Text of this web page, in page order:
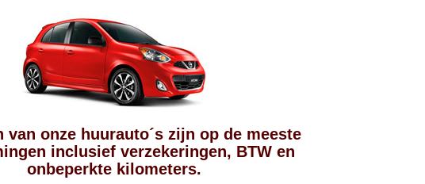
van onze huurauto´s zijn op de meeste
inclusief verzekeringen, BTW en
onbeperkte kilometers.